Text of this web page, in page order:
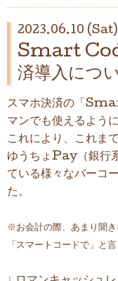
2023.06.10
Smart
済導入につ
スマホ決済の「
マンでも使えるよう
これにより、これま
ゆうちょPay（銀行
ている様々なバーコ
た。
※お会計の際、あまり聞
「スマートコードで」と